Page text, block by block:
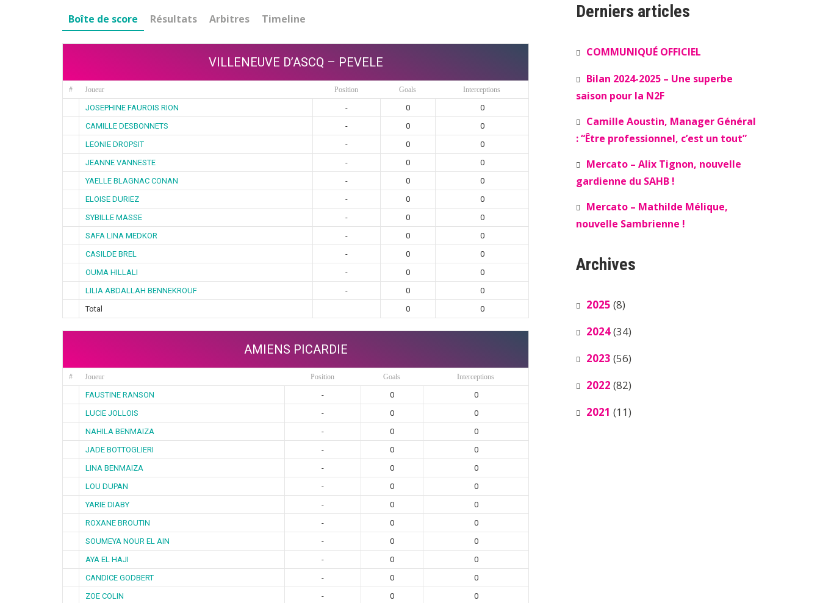
Boîte de score Résultats Arbitres Timeline
VILLENEUVE D’ASCQ – PEVELE
# Joueur Position Goals Interceptions
JOSEPHINE FAUROIS RION - 0
0
CAMILLE DESBONNETS
- 0
0
LEONIE DROPSIT
- 0
0
JEANNE VANNESTE
- 0
0
YAELLE BLAGNAC CONAN
- 0
0
ELOISE DURIEZ
- 0
0
SYBILLE MASSE
- 0
0
SAFA LINA MEDKOR
- 0
0
CASILDE BREL
- 0
0
OUMA HILLALI
- 0
0
LILIA ABDALLAH BENNEKROUF
- 0
0
Total
0 0
AMIENS PICARDIE
# Joueur Position Goals Interceptions
FAUSTINE RANSON - 0
0
LUCIE JOLLOIS
- 0
0
NAHILA BENMAIZA
- 0
0
JADE BOTTOGLIERI
- 0
0
LINA BENMAIZA
- 0
0
LOU DUPAN
- 0
0
YARIE DIABY
- 0
0
ROXANE BROUTIN
- 0
0
SOUMEYA NOUR EL AIN
- 0
0
AYA EL HAJI
- 0
0
CANDICE GODBERT
- 0
0
ZOE COLIN
- 0
0
Derniers articles
COMMUNIQUÉ OFFICIEL
Bilan 2024-2025 – Une superbe
saison pour la N2F
Camille Aoustin, Manager Général
: “Être professionnel, c’est un tout”
Mercato – Alix Tignon, nouvelle
gardienne du SAHB !
Mercato – Mathilde Mélique,
nouvelle Sambrienne !
Archives
2025 (8)
2024(34)
2023 (56)
2022 (82)
2021 (11)